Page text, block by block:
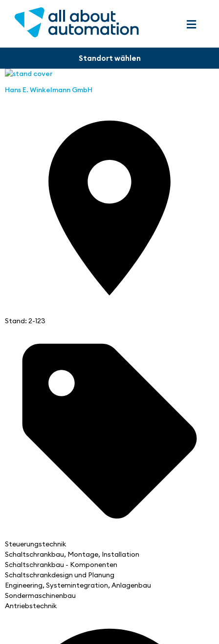
Hans E. Winkelmann GmbH
Stand: 2-123
Steuerungstechnik
Schaltschrankbau, Montage, Installation
Schaltschrankbau - Komponenten
Schaltschrankdesign und Planung
Engineering, Systemintegration, Anlagenbau
Sondermaschinenbau
Antriebstechnik